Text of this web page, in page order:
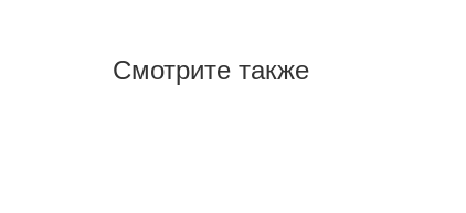
Смотрите также